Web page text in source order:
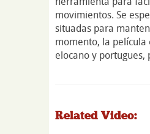
movimientos. Se
situadas para
momento, la película
elocano y
Related Video: